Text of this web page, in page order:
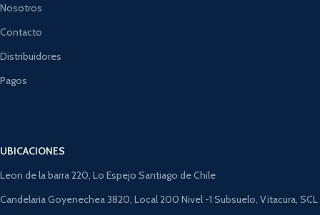
Nosotros
Contacto
Distribuidores
Pagos
UBICACIONES
Leon de la barra 220, Lo Espejo Santiago de Chile
Candelaria Goyenechea 3820, Local 200 Nivel -1 Subsuelo, Vitacura, SCL